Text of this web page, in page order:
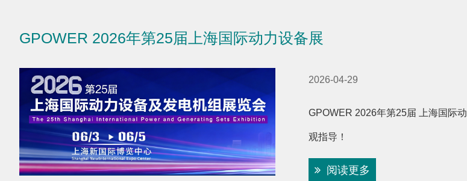
GPOWER 2026年第25届上海国际动力设备展
2026-04-29
GPOWER 2026年第25届 上海国际
观指导！
阅读更多